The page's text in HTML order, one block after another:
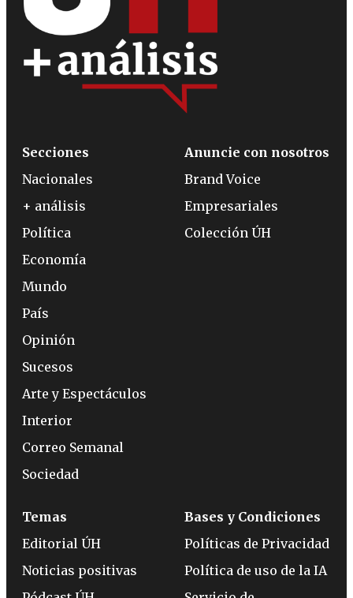
Secciones
Nacionales
+ análisis
Política
Economía
Mundo
País
Opinión
Sucesos
Arte y Espectáculos
Interior
Correo Semanal
Sociedad
Anuncie con nosotros
Brand Voice
Empresariales
Colección ÚH
Temas
Editorial ÚH
Noticias positivas
Bases y Condiciones
Políticas de Privacidad
Política de uso de la IA